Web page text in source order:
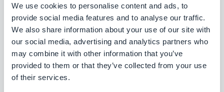
We use cookies to personalise content and ads, to
provide social media features and to analyse our traffic.
We also share information about your use of our site with
our social media, advertising and analytics partners who
may combine it with other information that you’ve
provided to them or that they’ve collected from your use
of their services.
vous avez configuré ces outils pour qu'ils
recueillent des informations personnelles par
l'intermédiaire de votre application, il est
important que vous obteniez le consentement de
vos utilisateurs pour le faire.